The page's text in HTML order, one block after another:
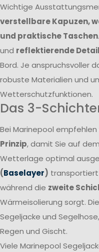
Wichtige
verstellbare Kapuzen,
und praktische Taschen.
und reflektierende
Bord. Je anspruchsvoller
robuste Materialien und
Wetterschutzfunktionen.
Das 3-
Bei Marinepool
Prinzip, damit Sie auf
Wetterlage optimal
(Baselayer) transportiert
während die zweite
Wärmeisolierung sorgt. Die
Segeljacke und
Regen und Gischt.
Viele Marinepool